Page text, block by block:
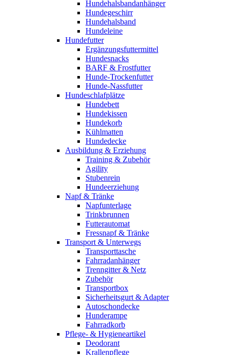
Hundehalsbandanhänger
Hundegeschirr
Hundehalsband
Hundeleine
Hundefutter
Ergänzungsfuttermittel
Hundesnacks
BARF & Frostfutter
Hunde-Trockenfutter
Hunde-Nassfutter
Hundeschlafplätze
Hundebett
Hundekissen
Hundekorb
Kühlmatten
Hundedecke
Ausbildung & Erziehung
Training & Zubehör
Agility
Stubenrein
Hundeerziehung
Napf & Tränke
Napfunterlage
Trinkbrunnen
Futterautomat
Fressnapf & Tränke
Transport & Unterwegs
Transporttasche
Fahrradanhänger
Trenngitter & Netz
Zubehör
Transportbox
Sicherheitsgurt & Adapter
Autoschondecke
Hunderampe
Fahrradkorb
Pflege- & Hygieneartikel
Deodorant
Krallenpflege